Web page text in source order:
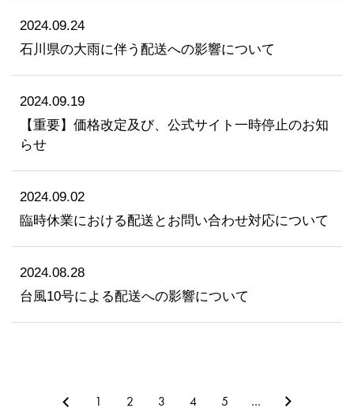
2024.09.24
石川県の大雨に伴う配送への影響について
2024.09.19
【重要】価格改定及び、公式サイト一時停止のお知
らせ
2024.09.02
臨時休業における配送とお問い合わせ対応について
2024.08.28
台風10号による配送への影響について
1 2 3 4 5 …